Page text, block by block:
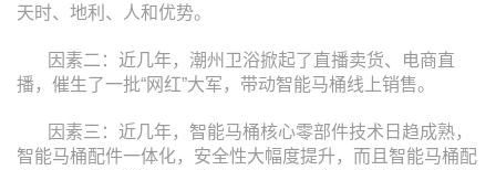
天时、地利、人和优势。
因素二：近几年，潮州卫浴掀起了直播卖货、电商直
播，催生了一批“网红”大军，带动智能马桶线上销售。
因素三：近几年，智能马桶核心零部件技术日趋成熟，
智能马桶配件一体化，安全性大幅度提升，而且智能马桶配